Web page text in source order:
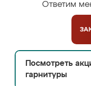
Ответим
Посмотреть
гарнитуры